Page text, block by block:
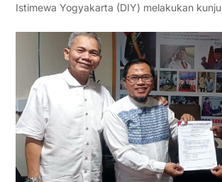
Istimewa Yogyakarta (DIY) melakukan